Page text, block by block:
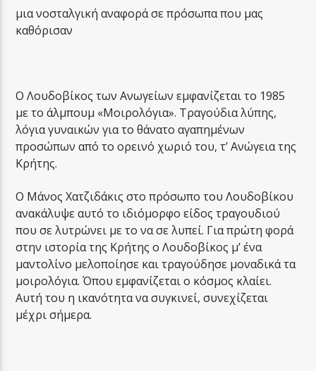
μια νοσταλγική αναφορά σε πρόσωπα που μας
καθόρισαν
Ο Λουδοβίκος των Ανωγείων εμφανίζεται το 1985
με το άλμπουμ «Μοιρολόγια». Τραγούδια λύπης,
λόγια γυναικών για το θάνατο αγαπημένων
προσώπων από το ορεινό χωριό του, τ’ Ανώγεια της
Κρήτης.
Ο Μάνος Χατζιδάκις στο πρόσωπο του Λουδοβίκου
ανακάλυψε αυτό το ιδιόμορφο είδος τραγουδιού
που σε λυτρώνει με το να σε λυπεί. Για πρώτη φορά
στην ιστορία της Κρήτης ο Λουδοβίκος μ’ ένα
μαντολίνο μελοποίησε και τραγούδησε μοναδικά τα
μοιρολόγια. Όπου εμφανίζεται ο κόσμος κλαίει.
Αυτή του η ικανότητα να συγκινεί, συνεχίζεται
μέχρι σήμερα.